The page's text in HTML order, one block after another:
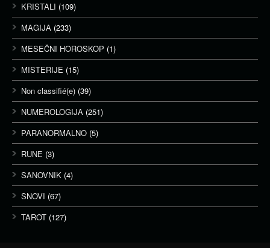
KRISTALI (109)
MAGIJA (233)
MESEČNI HOROSKOP (1)
MISTERIJE (15)
Non classifié(e) (39)
NUMEROLOGIJA (251)
PARANORMALNO (5)
RUNE (3)
SANOVNIK (4)
SNOVI (67)
TAROT (127)